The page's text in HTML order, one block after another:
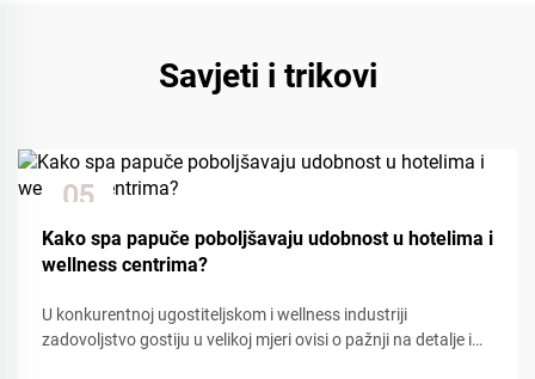
Savjeti i trikovi
05
Dec
Kako spa papuče poboljšavaju udobnost u hotelima i
wellness centrima?
U konkurentnoj ugostiteljskom i wellness industriji
zadovoljstvo gostiju u velikoj mjeri ovisi o pažnji na detalje i